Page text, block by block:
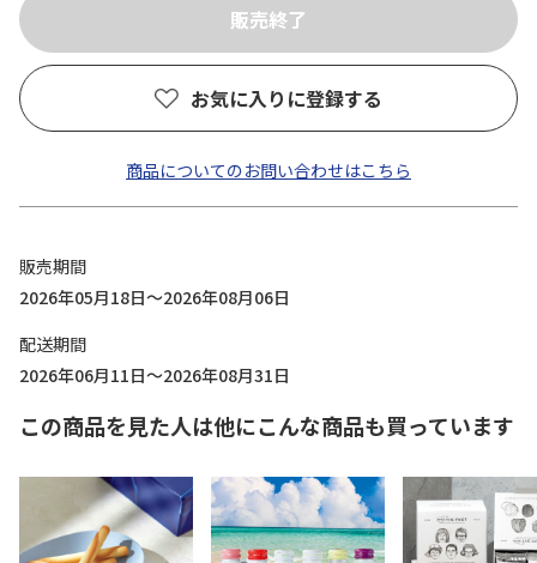
お気に入りに登録する
商品についてのお問い合わせはこちら
販売期間
2026年05月18日～2026年08月06日
配送期間
2026年06月11日～2026年08月31日
この商品を見た人は他にこんな商品も買っています